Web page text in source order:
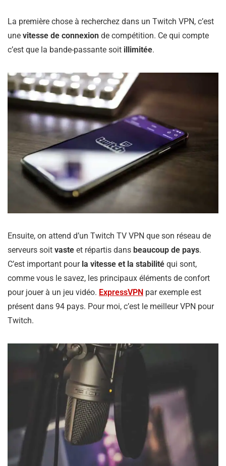
La première chose à recherchez dans un Twitch VPN, c’est
une vitesse de connexion de compétition. Ce qui compte
c’est que la bande-passante soit illimitée.
Ensuite, on attend d’un Twitch TV VPN que son réseau de
serveurs soit vaste et répartis dans beaucoup de pays.
C’est important pour la vitesse et la stabilité qui sont,
comme vous le savez, les principaux éléments de confort
pour jouer à un jeu vidéo. ExpressVPN par exemple est
présent dans 94 pays. Pour moi, c’est le meilleur VPN pour
Twitch.